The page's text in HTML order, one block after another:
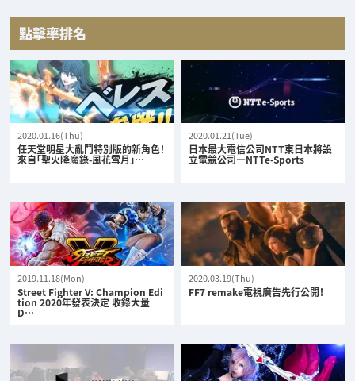
點擊率排名
2020.01.16(Thu)
任天堂明星大亂鬥特別版的新角色！
來自「聖火降魔錄-風花雪月」…
2020.01.21(Tue)
日本最大電信公司NTT東日本將設
立電競公司—NTTe-Sports
2019.11.18(Mon)
Street Fighter V: Champion Edi
tion 2020年發表決定 收錄大量
D…
2020.03.19(Thu)
FF7 remake電視廣告先行公開！